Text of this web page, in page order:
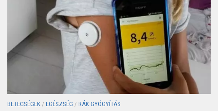
BETEGSÉGEK / EGÉSZSÉG / RÁK GYÓGYÍTÁS